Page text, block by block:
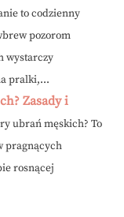
to codzienny
pozorom
wystarczy
pralki,...
Zasady i
ubrań męskich? To
pragnących
rosnącej